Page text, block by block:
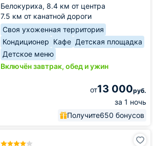
Белокуриха, 8.4 км от центра
7.5 км от канатной дороги
Своя ухоженная территория
Кондиционер Кафе Детская площадка
Детское меню
Включён завтрак, обед и ужин
от13 000руб.
за 1 ночь
Получите650 бонусов